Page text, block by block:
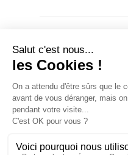
1room(s)
EQUIPMENT